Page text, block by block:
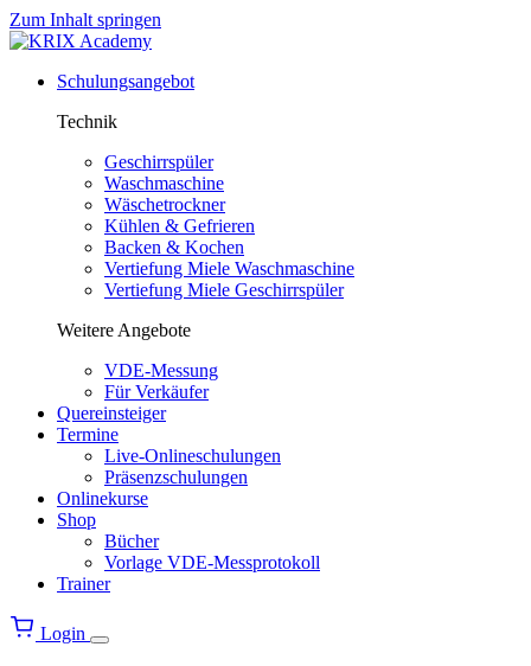
Zum Inhalt springen
Schulungsangebot
Technik
Geschirrspüler
Waschmaschine
Wäschetrockner
Kühlen & Gefrieren
Backen & Kochen
Vertiefung Miele Waschmaschine
Vertiefung Miele Geschirrspüler
Weitere Angebote
VDE-Messung
Für Verkäufer
Quereinsteiger
Termine
Live-Onlineschulungen
Präsenzschulungen
Onlinekurse
Shop
Bücher
Vorlage VDE-Messprotokoll
Trainer
Login
Menü